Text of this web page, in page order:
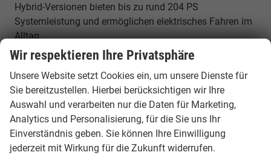
Hybrid-Versionen bieten bis zu rund 204 PS
Systemleistung und ermöglichen elektrisches Fahren im
Alltag.
Elektrische Reichweite & Effizienz
Die eHybrid-Versionen des VW Tayron ermöglichen
elektrische Reichweiten von bis zu etwa 120 km im
Alltag. Dadurch können viele Fahrten rein elektrisch
erfolgen, während der Verbrennungsmotor für lange
Strecken zur Verfügung steht.
Wir respektieren Ihre Privatsphäre
Unsere Website setzt Cookies ein, um unsere Dienste für
Sie bereitzustellen. Hierbei berücksichtigen wir Ihre
Auswahl und verarbeiten nur die Daten für Marketing,
Analytics und Personalisierung, für die Sie uns Ihr
Einverständnis geben. Sie können Ihre Einwilligung
jederzeit mit Wirkung für die Zukunft widerrufen.